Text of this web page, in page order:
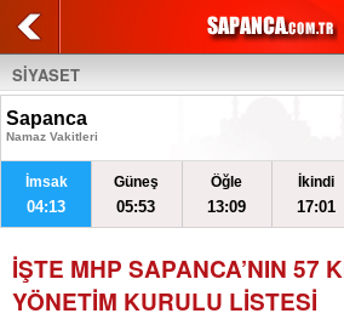
SİYASET
Sapanca
Namaz Vakitleri
İmsak
04:13
Güneş
05:53
Öğle
13:09
İkindi
17:01
İŞTE MHP SAPANCA’NIN 57
YÖNETİM KURULU LİSTESİ